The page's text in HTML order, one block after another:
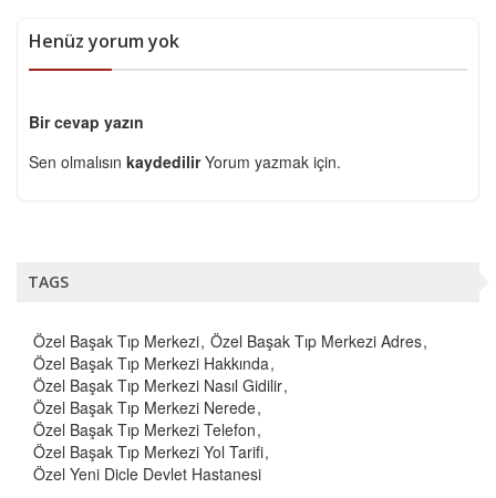
Henüz yorum yok
Bir cevap yazın
Sen olmalısın kaydedilirYorum yazmak için.
TAGS
Özel Başak Tıp Merkezi Özel Başak Tıp Merkezi Adres
Özel Başak Tıp Merkezi Hakkında
Özel Başak Tıp Merkezi Nasıl Gidilir
Özel Başak Tıp Merkezi Nerede
Özel Başak Tıp Merkezi Telefon
Özel Başak Tıp Merkezi Yol Tarifi
Özel Yeni Dicle Devlet Hastanesi